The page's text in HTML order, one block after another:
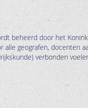
beheerd door het
alle geografen, docenten
verbonden